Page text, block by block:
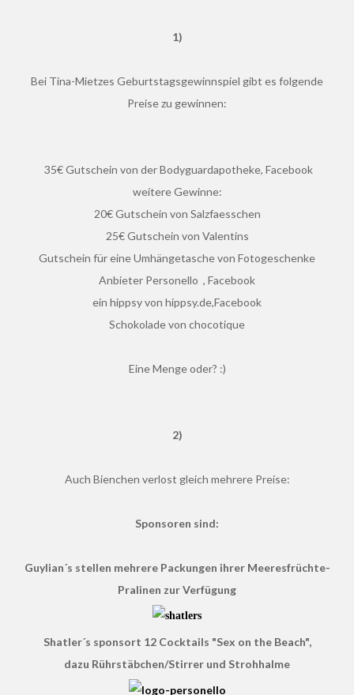
1)
Bei Tina-Mietzes Geburtstagsgewinnspiel gibt es folgende
Preise zu gewinnen:
35€ Gutschein von der Bodyguardapotheke, Facebook
weitere Gewinne:
20€ Gutschein von Salzfaesschen
25€ Gutschein von Valentins
Gutschein für eine Umhängetasche von Fotogeschenke
Anbieter Personello , Facebook
ein hippsy von hippsy.de,Facebook
Schokolade von chocotique
Eine Menge oder? :)
2)
Auch Bienchen verlost gleich mehrere Preise:
Sponsoren sind:
Guylian´s stellen mehrere Packungen ihrer Meeresfrüchte-
Pralinen zur Verfügung
Shatler´s sponsort 12 Cocktails "Sex on the Beach",
dazu Rührstäbchen/Stirrer und Strohhalme